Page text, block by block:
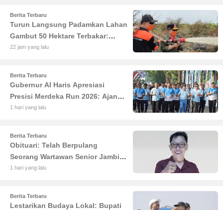
Berita Terbaru
Turun Langsung Padamkan Lahan
Gambut 50 Hektare Terbakar:
Gubernur Al Haris Minta Desa di
22 jam yang lalu
Berita Terbaru
Gubernur Al Haris Apresiasi
Presisi Merdeka Run 2026: Ajang
Olahraga yang Gerakkan UMKM
1 hari yang lalu
Berita Terbaru
Obituari: Telah Berpulang
Seorang Wartawan Senior Jambi
Hery Farmansyah atau Hery
1 hari yang lalu
Berita Terbaru
Lestarikan Budaya Lokal: Bupati